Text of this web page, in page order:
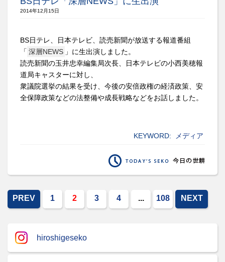
2014年12月15日
BS日テレ、日本テレビ、読売新聞が放送する報道番組
「 深層NEWS 」に生出演しました。
読売新聞の玉井忠幸編集局次長、日本テレビの小西美穂報
道局キャスターに対し、
衆議院選挙の結果を受け、今後の安倍政権の経済政策、安
全保障政策などの法整備や成長戦略などをお話しました。
KEYWORD: メディア
PREV 1 2 3 4 ... 108 NEXT
hiroshigeseko